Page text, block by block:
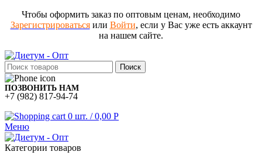
Чтобы оформить заказ по оптовым ценам, необходимо
Зарегистрироватьсяили Войти, если у Вас уже есть аккаунт
на нашем сайте.
Поиск
ПОЗВОНИТЬ НАМ
+7 (982) 817-94-74
0 шт. / 0,00 Р
Меню
Категории товаров